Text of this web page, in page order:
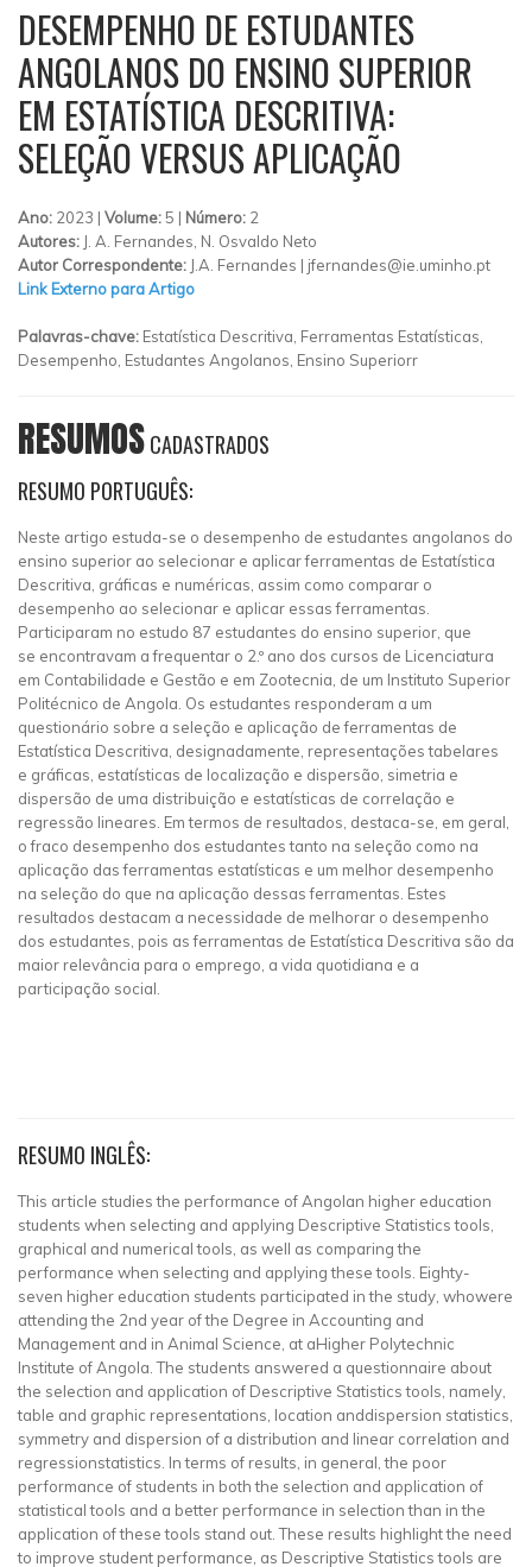
DESEMPENHO DE ESTUDANTES
ANGOLANOS DO ENSINO SUPERIOR
EM ESTATÍSTICA DESCRITIVA:
SELEÇÃO VERSUS APLICAÇÃO
Ano: 2023 | Volume:5 | Número: 2
Autores: J. A. Fernandes, N. Osvaldo Neto
Autor Correspondente: J.A. Fernandes | jfernandes@ie.uminho.pt
Link Externo para Artigo
Palavras-chave: Estatística Descritiva, Ferramentas Estatísticas,
Desempenho, Estudantes Angolanos, Ensino Superiorr
RESUMOSCADASTRADOS
RESUMO PORTUGUÊS:
Neste artigo estuda-se o desempenho de estudantes angolanos do
ensino superior ao selecionar e aplicar ferramentas de Estatística
Descritiva, gráficas e numéricas, assim como comparar o
desempenho ao selecionar e aplicar essas ferramentas.
Participaram no estudo 87 estudantes do ensino superior, que
se encontravam a frequentar o 2.º ano dos cursos de Licenciatura
em Contabilidade e Gestão e em Zootecnia, de um Instituto Superior
Politécnico de Angola. Os estudantes responderam a um
questionário sobre a seleção e aplicação de ferramentas de
Estatística Descritiva, designadamente, representações tabelares
e gráficas, estatísticas de localização e dispersão, simetria e
dispersão de uma distribuição e estatísticas de correlação e
regressão lineares. Em termos de resultados, destaca-se, em geral,
o fraco desempenho dos estudantes tanto na seleção como na
aplicação das ferramentas estatísticas e um melhor desempenho
na seleção do que na aplicação dessas ferramentas. Estes
resultados destacam a necessidade de melhorar o desempenho
dos estudantes, pois as ferramentas de Estatística Descritiva são da
maior relevância para o emprego, a vida quotidiana e a
participação social.
RESUMO INGLÊS:
This article studies the performance of Angolan higher education
students when selecting and applying Descriptive Statistics tools,
graphical and numerical tools, as well as comparing the
performance when selecting and applying these tools. Eighty-
seven higher education students participated in the study, whowere
attending the 2nd year of the Degree in Accounting and
Management and in Animal Science, at aHigher Polytechnic
Institute of Angola. The students answered a questionnaire about
the selection and application of Descriptive Statistics tools, namely,
table and graphic representations, location anddispersion statistics,
symmetry and dispersion of a distribution and linear correlation and
regressionstatistics. In terms of results, in general, the poor
performance of students in both the selection and application of
statistical tools and a better performance in selection than in the
application of these tools stand out. These results highlight the need
to improve student performance, as Descriptive Statistics tools are